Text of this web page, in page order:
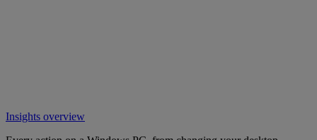
Insights overview